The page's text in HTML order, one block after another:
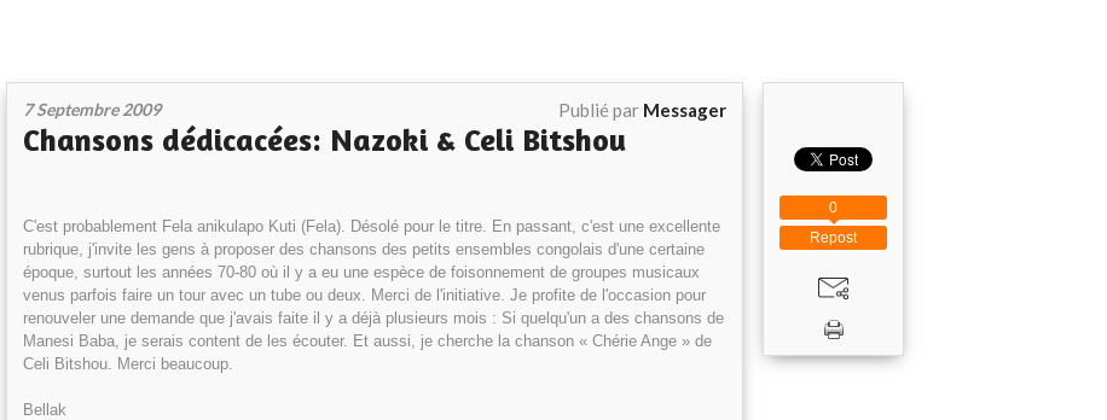
7 Septembre 2009 Publié par Messager
Chansons dédicacées: Nazoki & Celi Bitshou
C'est probablement Fela anikulapo Kuti (Fela). Désolé pour le titre. En passant, c'est une excellente
rubrique, j'invite les gens à proposer des chansons des petits ensembles congolais d'une certaine
époque, surtout les années 70-80 où il y a eu une espèce de foisonnement de groupes musicaux
venus parfois faire un tour avec un tube ou deux. Merci de l'initiative. Je profite de l'occasion pour
renouveler une demande que j'avais faite il y a déjà plusieurs mois : Si quelqu'un a des chansons de
Manesi Baba, je serais content de les écouter. Et aussi, je cherche la chanson « Chérie Ange » de
Celi Bitshou. Merci beaucoup.
Bellak
Repost
0